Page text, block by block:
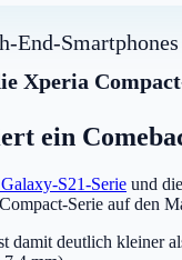
Xperia
ein
S21-Serie und
Serie auf den
damit deutlich kleiner